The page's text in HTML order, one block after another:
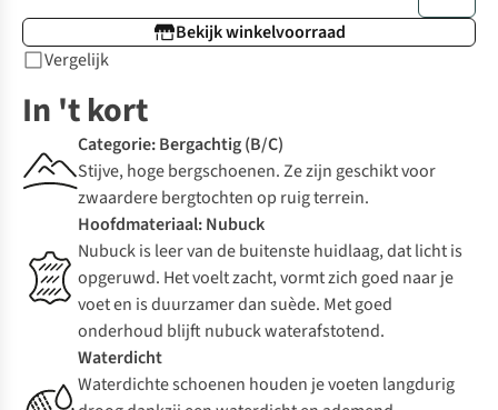
Bekijk winkelvoorraad
Vergelijk
In 't kort
Categorie: Bergachtig (B/C)
Stijve, hoge bergschoenen. Ze zijn geschikt voor
zwaardere bergtochten op ruig terrein.
Hoofdmateriaal: Nubuck
Nubuck is leer van de buitenste huidlaag, dat licht is
opgeruwd. Het voelt zacht, vormt zich goed naar je
voet en is duurzamer dan suède. Met goed
onderhoud blijft nubuck waterafstotend.
Waterdicht
Waterdichte schoenen houden je voeten langdurig